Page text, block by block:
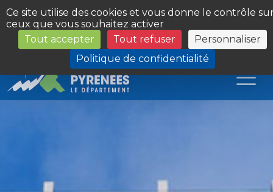
Panneau de gestion des cookies
Ce site utilise des cookies et vous donne le contrôle
ceux que vous souhaitez activer
Tout accepter
Tout refuser
Personnaliser
Politique de confidentialité
Les Sites du Département